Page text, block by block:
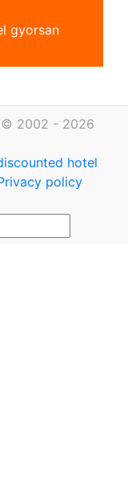
gyorsan
2002 - 2026
hotel
policy